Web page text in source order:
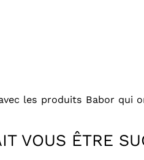
les produits Babor qui
VOUS ÊTRE